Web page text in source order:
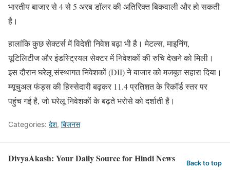
भारतीय बाजार से 4 से 5 अरब डॉलर की अतिरिक्त बिकवाली और हो सकती
है।
हालांकि कुछ सेक्टर्स में विदेशी निवेश बढ़ा भी है। मेटल्स, माइनिंग,
यूटिलिटीज और इंडस्ट्रियल सेक्टर में निवेशकों की रुचि देखने को मिली।
इस दौरान घरेलू संस्थागत निवेशकों (DII) ने बाजार को मजबूत सहारा दिया।
म्यूचुअल फंड्स की हिस्सेदारी बढ़कर 11.4 प्रतिशत के रिकॉर्ड स्तर पर
पहुंच गई है, जो घरेलू निवेशकों के बढ़ते भरोसे को दर्शाती है।
Categories: देश, बिज़नस
DivyaAkash: Your Daily Source for Hindi News Back to top